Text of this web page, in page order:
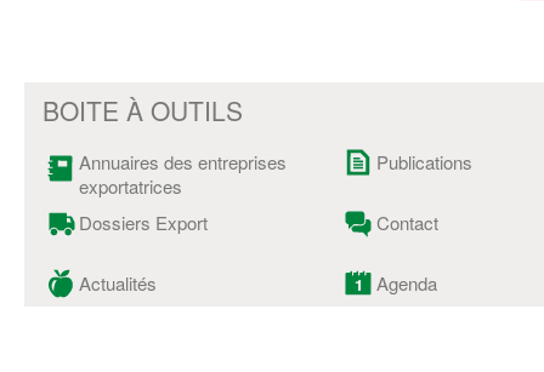
BOITE À OUTILS
Annuaires des entreprises
exportatrices
Publications
Dossiers Export Contact
Actualités Agenda